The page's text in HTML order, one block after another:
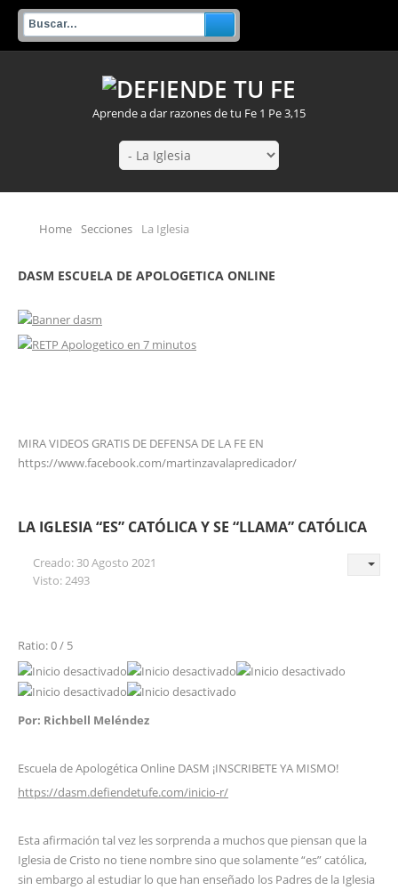
Aprende a dar razones de tu Fe 1 Pe 3,15
Home Secciones La Iglesia
DASM ESCUELA DE APOLOGETICA ONLINE
MIRA VIDEOS GRATIS DE DEFENSA DE LA FE EN
https://www.facebook.com/martinzavalapredicador/
LA IGLESIA “ES” CATÓLICA Y SE “LLAMA” CATÓLICA
Creado: 30 Agosto 2021
Visto: 2493
Ratio: 0 / 5
Por: Richbell Meléndez
Escuela de Apologética Online DASM ¡INSCRIBETE YA MISMO!
https://dasm.defiendetufe.com/inicio-r/
Esta afirmación tal vez les sorprenda a muchos que piensan que la
Iglesia de Cristo no tiene nombre sino que solamente “es” católica,
sin embargo al estudiar lo que han enseñado los Padres de la Iglesia